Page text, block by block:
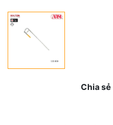
Chia sẻ